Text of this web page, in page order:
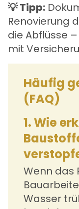
💡 Tipp:
Renovierung
die Abflüsse
mit
Häufig
(FAQ)
1. Wie
Wenn das
Wasser